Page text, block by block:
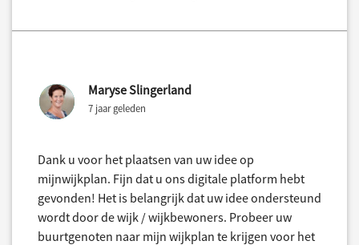
Maryse Slingerland
7 jaar geleden
Dank u voor het plaatsen van uw idee op
mijnwijkplan. Fijn dat u ons digitale platform hebt
gevonden! Het is belangrijk dat uw idee ondersteund
wordt door de wijk / wijkbewoners. Probeer uw
buurtgenoten naar mijn wijkplan te krijgen voor het